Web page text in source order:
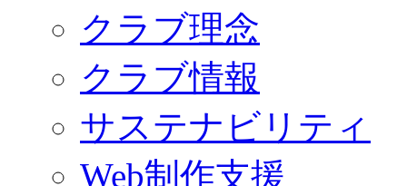
クラブ理念
クラブ情報
サステナビリティ
Web制作支援